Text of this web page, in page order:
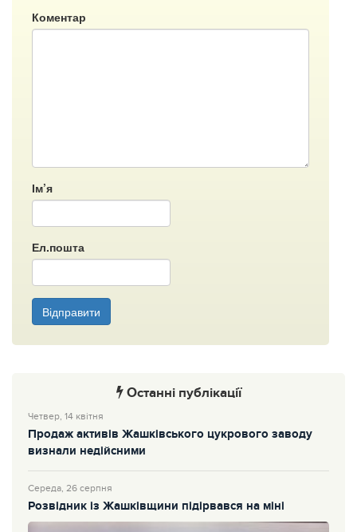
Коментар
Ім’я
Ел.пошта
Відправити
Останні публікації
Четвер, 14 квітня
Продаж активів Жашківського цукрового заводу
визнали недійсними
Середа, 26 серпня
Розвідник із Жашківщини підірвався на міні